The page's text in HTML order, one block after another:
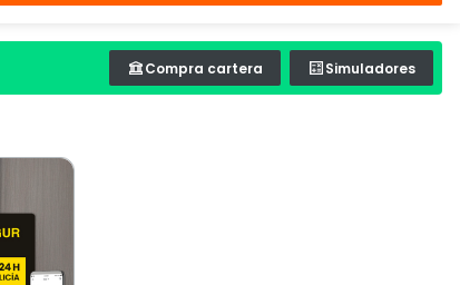
Compra cartera Simuladores